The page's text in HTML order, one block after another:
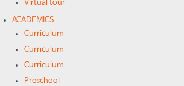
Virtual tour
ACADEMICS
Curriculum
Curriculum
Curriculum
Preschool